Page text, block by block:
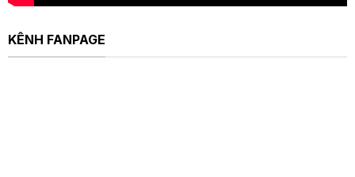
KÊNH FANPAGE